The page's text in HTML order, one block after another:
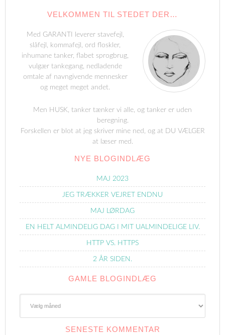
VELKOMMEN TIL STEDET DER…
Med GARANTI leverer stavefejl,
slåfejl, kommafejl, ord floskler,
inhumane tanker, flabet sprogbrug,
vulgær tankegang, nedladende
omtale af navngivende mennesker
og meget meget andet.
Men HUSK, tanker tænker vi alle, og tanker er uden
beregning.
Forskellen er blot at jeg skriver mine ned, og at DU VÆLGER
at læser med.
NYE BLOGINDLÆG
MAJ 2023
JEG TRÆKKER VEJRET ENDNU
MAJ LØRDAG
EN HELT ALMINDELIG DAG I MIT UALMINDELIGE LIV.
HTTP VS. HTTPS
2 ÅR SIDEN.
GAMLE BLOGINDLÆG
SENESTE KOMMENTAR